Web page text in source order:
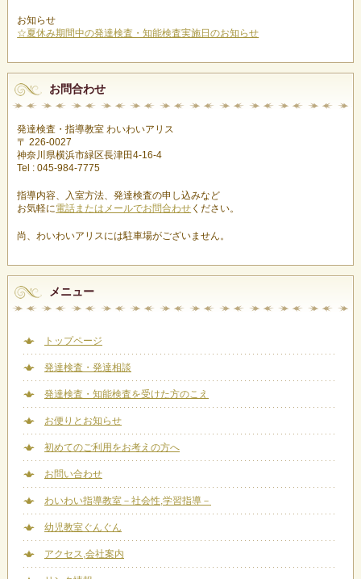
お知らせ
☆夏休み期間中の発達検査・知能検査実施日のお知らせ
お問合わせ
発達検査・指導教室 わいわいアリス
〒 226-0027
神奈川県横浜市緑区長津田4-16-4
Tel : 045-984-7775
指導内容、入室方法、発達検査の申し込みなど
お気軽に電話またはメールでお問合わせ ください。
尚、わいわいアリスには駐車場がございません。
メニュー
トップページ
発達検査・発達相談
発達検査・知能検査を受けた方のこえ
お便りとお知らせ
初めてのご利用をお考えの方へ
お問い合わせ
わいわい指導教室－社会性,学習指導－
幼児教室ぐんぐん
アクセス,会社案内